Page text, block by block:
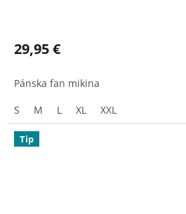
29,95 €
Pánska fan mikina
S
M L XL XXL
Tip